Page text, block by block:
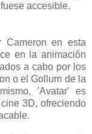
accesible.
Cameron en esta
en la animación
a cabo por los
o el Gollum de la
'Avatar' es
3D, ofreciendo